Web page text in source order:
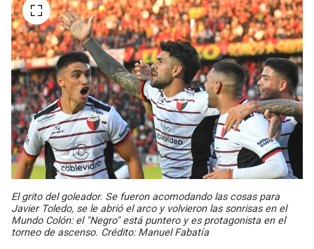
El grito del goleador. Se fueron acomodando las cosas para
Javier Toledo, se le abrió el arco y volvieron las sonrisas en el
Mundo Colón: el "Negro" está puntero y es protagonista en el
torneo de ascenso. Crédito: Manuel Fabatía